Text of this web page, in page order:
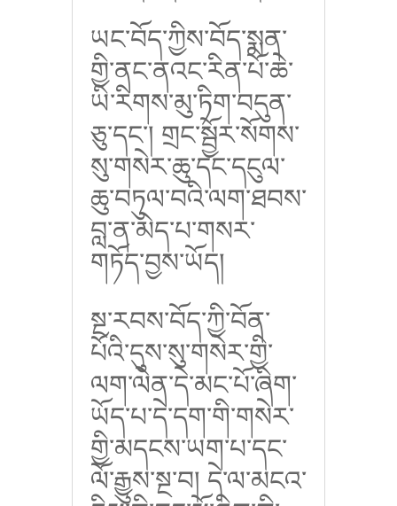
ཡང་བོད་ཀྱིས་བོད་སྨན་
གྱི་ནང་ནའང་རིན་པོ་ཆེ་
ཡི་རིགས་མུ་ཏིག་བདུན་
ཅུ་དང་། གྲང་སྦྱོར་སོགས་
སུ་གསེར་ཆུ་དང་དངུལ་
ཆུ་བཏུལ་བའི་ལག་ཐབས་
བླ་ན་མེད་པ་གསར་
གཏོད་བྱས་ཡོད།
སྔ་རབས་བོད་ཀྱི་བོན་
པོའི་དུས་སུ་གསེར་གྱི་
ལག་ལེན་དེ་མང་པོ་ཞིག་
ཡོད་པ་དེ་དག་གི་གསེར་
གྱི་མདངས་ཡག་པ་དང་
ལོ་རྒྱུས་སྔ་བ། དེ་ལ་མངའ་